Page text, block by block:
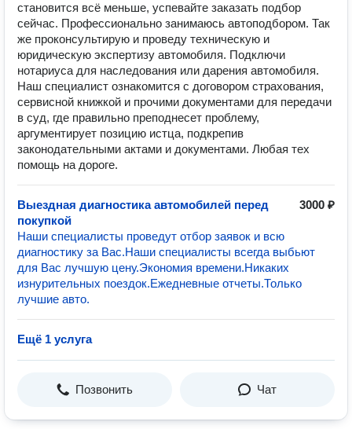
становится всё меньше, успевайте заказать подбор
сейчас. Профессионально занимаюсь автоподбором. Так
же проконсультирую и проведу техническую и
юридическую экспертизу автомобиля. Подключи
нотариуса для наследования или дарения автомобиля.
Наш специалист ознакомится с договором страхования,
сервисной книжкой и прочими документами для передачи
в суд, где правильно преподнесет проблему,
аргументирует позицию истца, подкрепив
законодательными актами и документами. Любая тех
помощь на дороге.
Выездная диагностика автомобилей перед
покупкой
3000 ₽
Наши специалисты проведут отбор заявок и всю
диагностику за Вас.Наши специалисты всегда выбьют
для Вас лучшую цену.Экономия времени.Никаких
изнурительных поездок.Ежедневные отчеты.Только
лучшие авто.
Ещё 1 услуга
Позвонить Чат